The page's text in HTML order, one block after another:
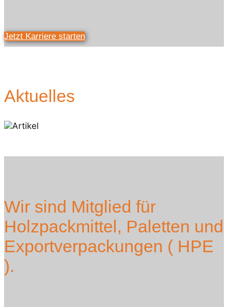
Jetzt Karriere starten
Aktuelles
Wir sind Mitglied für
Holzpackmittel, Paletten und
Exportverpackungen ( HPE
).